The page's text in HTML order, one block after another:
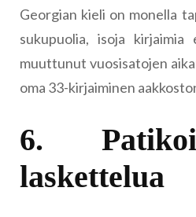
Georgian kieli on monella
sukupuolia, isoja
muuttunut vuosisatojen
oma 33-kirjaiminen
6.
laskettelua